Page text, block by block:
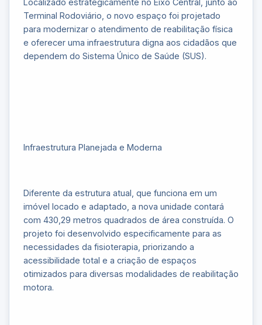
Terminal Rodoviário, o novo espaço foi projetado
para modernizar o atendimento de reabilitação física
e oferecer uma infraestrutura digna aos cidadãos que
dependem do Sistema Único de Saúde (SUS).
Infraestrutura Planejada e Moderna
Diferente da estrutura atual, que funciona em um
imóvel locado e adaptado, a nova unidade contará
com 430,29 metros quadrados de área construída. O
projeto foi desenvolvido especificamente para as
necessidades da fisioterapia, priorizando a
acessibilidade total e a criação de espaços
otimizados para diversas modalidades de reabilitação
motora.